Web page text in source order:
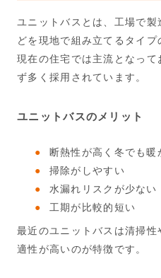
ユニットバスとは、工場で
どを現地で組み立てるタイプ
現在の住宅では主流となっ
ず多く採用されています。
ユニットバスのメリット
断熱性が高く冬でも暖
掃除がしやすい
水漏れリスクが少ない
工期が比較的短い
最近のユニットバスは清掃
適性が高いのが特徴です。